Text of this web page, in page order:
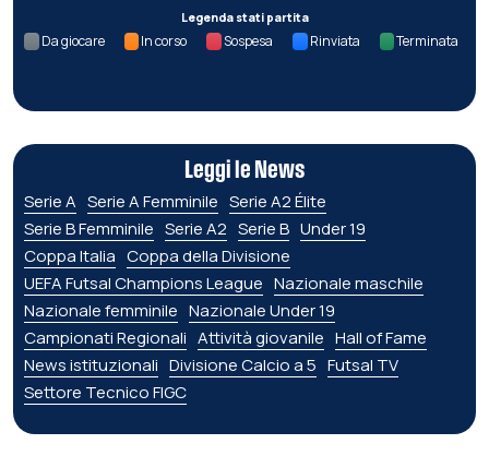
Legenda stati partita
Da giocare In corso Sospesa Rinviata Terminata
Leggi le News
Serie A Serie A Femminile Serie A2 Élite
Serie B Femminile Serie A2 Serie B Under 19
Coppa Italia Coppa della Divisione
UEFA Futsal Champions League Nazionale maschile
Nazionale femminile Nazionale Under 19
Campionati Regionali Attività giovanile Hall of Fame
News istituzionali Divisione Calcio a 5 Futsal TV
Settore Tecnico FIGC